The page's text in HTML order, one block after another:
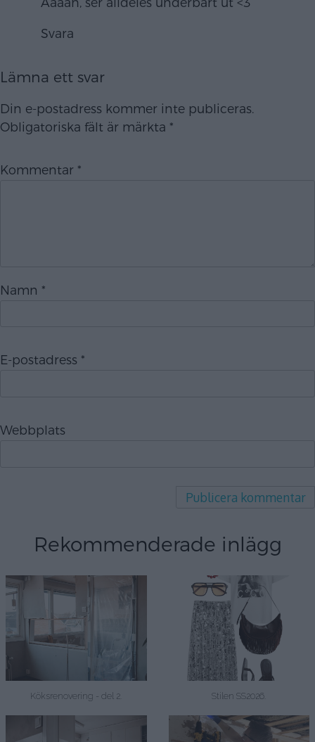
Ååååh, ser alldeles underbart ut <3
Svara
Lämna ett svar
Din e-postadress kommer inte publiceras.
Obligatoriska fält är märkta *
Kommentar *
Namn *
E-postadress *
Webbplats
Rekommenderade inlägg
Köksrenovering - del 2. Stilen SS2026.